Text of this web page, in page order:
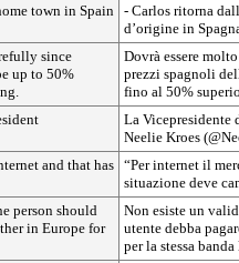
town in Spain
- Carlos ritorna
d’origine in
since
up to 50%
Dovrà essere
prezzi spagnoli
fino al 50%
La Vicepresidente
Neelie Kroes
and that has
“Per internet il
situazione deve
person should
in Europe for
Non esiste un
utente debba
per la stessa banda